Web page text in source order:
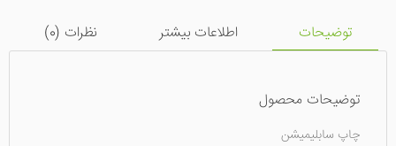
توضیحات اطلاعات بیشتر نظرات (0
)
توضیحات محصول
چاپ سابلیمیشن